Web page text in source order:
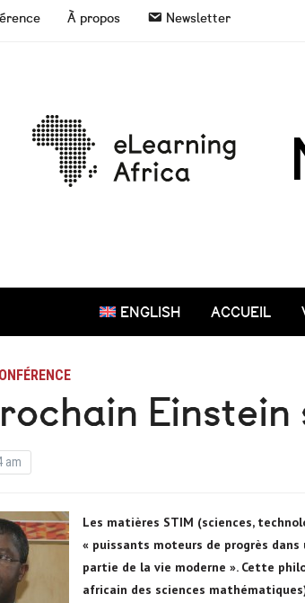
À propos Newsletter
ENGLISH ACCUEIL
am
Les matières STIM (sciences,
« puissants moteurs de progrès
partie de la vie moderne ». Cette
africain des sciences